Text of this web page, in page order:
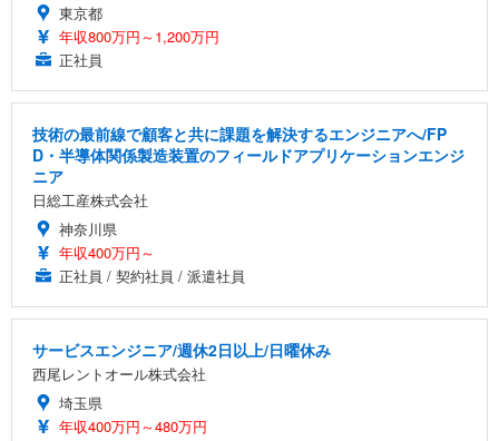
東京都
年収800万円～1,200万円
正社員
技術の最前線で顧客と共に課題を解決するエンジニアへ/FP
D・半導体関係製造装置のフィールドアプリケーションエンジ
ニア
日総工産株式会社
神奈川県
年収400万円～
正社員 / 契約社員 / 派遣社員
サービスエンジニア/週休2日以上/日曜休み
西尾レントオール株式会社
埼玉県
年収400万円～480万円